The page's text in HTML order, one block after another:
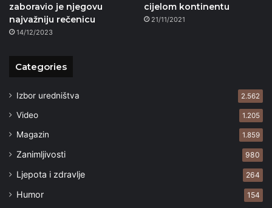
zaboravio je njegovu
najvažniju rečenicu
14/12/2023
cijelom kontinentu
21/11/2021
Categories
Izbor uredništva 2.562
Video 1.205
Magazin 1.859
Zanimljivosti 980
Ljepota i zdravlje 264
Humor 154